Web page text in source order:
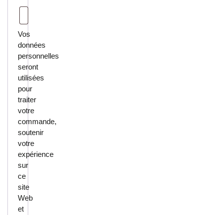
Vos
données
personnelles
seront
utilisées
pour
traiter
votre
commande,
soutenir
votre
expérience
sur
ce
site
Web
et